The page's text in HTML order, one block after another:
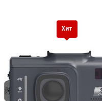
ВИДЕОРЕГИСТРАТОР
SILVERSTONE F1
SPORT 4K WI-FI 2CH (IP-
Хит